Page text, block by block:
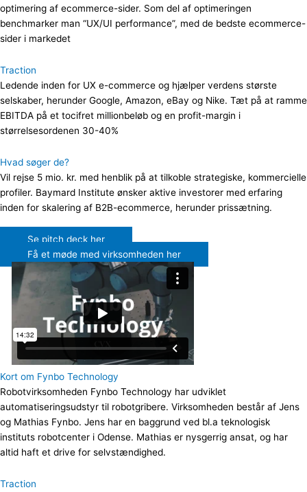
optimering af ecommerce-sider. Som del af optimeringen
benchmarker man “UX/UI performance”, med de bedste ecommerce-
sider i markedet
Traction
Ledende inden for UX e-commerce og hjælper verdens største
selskaber, herunder Google, Amazon, eBay og Nike. Tæt på at ramme
EBITDA på et tocifret millionbeløb og en profit-margin i
størrelsesordenen 30-40%
Hvad søger de?
Vil rejse 5 mio. kr. med henblik på at tilkoble strategiske, kommercielle
profiler. Baymard Institute ønsker aktive investorer med erfaring
inden for skalering af B2B-ecommerce, herunder prissætning.
Se pitch deck her
Få et møde med virksomheden her
Kort om Fynbo Technology
Robotvirksomheden Fynbo Technology har udviklet
automatiseringsudstyr til robotgribere. Virksomheden består af Jens
og Mathias Fynbo. Jens har en baggrund ved bl.a teknologisk
instituts robotcenter i Odense. Mathias er nysgerrig ansat, og har
altid haft et drive for selvstændighed.
Traction